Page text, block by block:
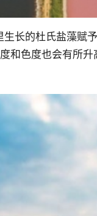
长的杜氏盐藻赋
和色度也会有所